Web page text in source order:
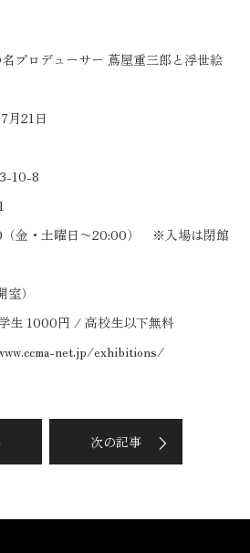
プロデューサー 蔦屋重三郎と浮世絵
月21日
10-8
（金・土曜日〜20:00） ※入場は閉館
）
生 1000円 / 高校生以下無料
net.jp/exhibitions/
次の記事